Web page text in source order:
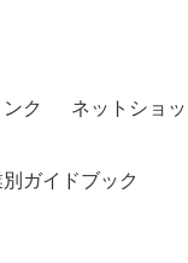
ク ネットショ
ガイドブック